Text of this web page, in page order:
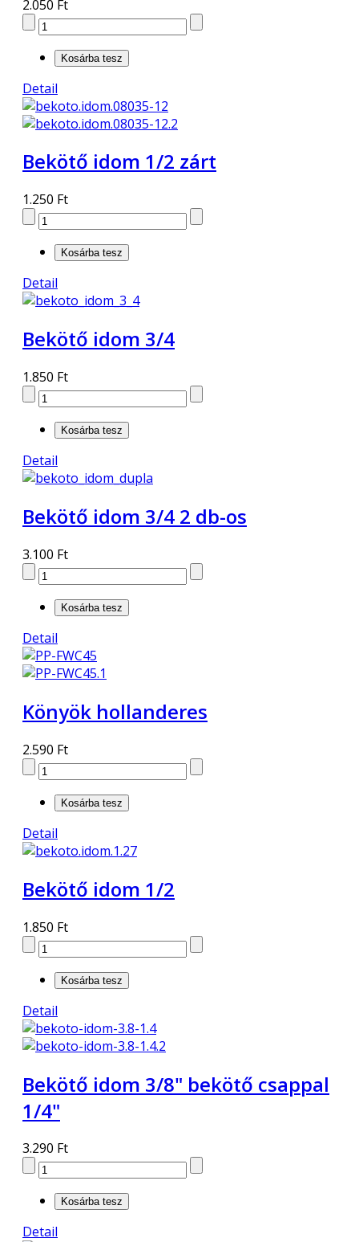
2.050 Ft
Detail
Bekötő idom 1/2 zárt
1.250 Ft
Detail
Bekötő idom 3/4
1.850 Ft
Detail
Bekötő idom 3/4 2 db-os
3.100 Ft
Detail
Könyök hollanderes
2.590 Ft
Detail
Bekötő idom 1/2
1.850 Ft
Detail
Bekötő idom 3/8" bekötő csappal
1/4"
3.290 Ft
Detail